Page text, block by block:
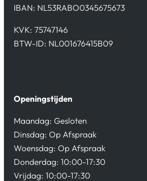
IBAN: NL53RABO0345675673
KVK: 75747146
BTW-ID: NL001676415B09
Openingstijden
Maandag: Gesloten
Dinsdag: Op Afspraak
Woensdag: Op Afspraak
Donderdag: 10:00-17:30
Vrijdag: 10:00-17:30